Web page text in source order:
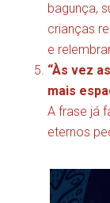
bagunça,
crianças
e
“Às vez
mais
A frase já
eternos